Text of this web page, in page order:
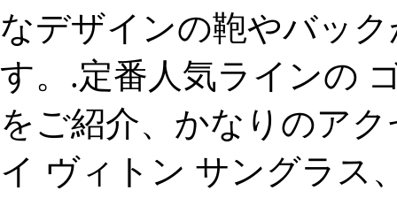
なデザインの鞄やバッ
す。.定番人気ラインの
をご紹介、かなりのア
イ ヴィトン サングラス